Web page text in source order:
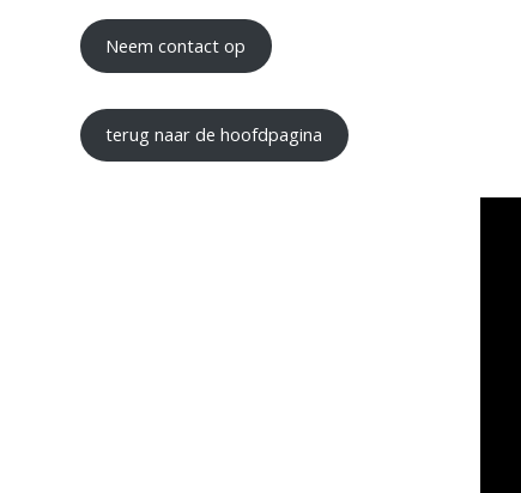
Neem contact op
terug naar de hoofdpagina